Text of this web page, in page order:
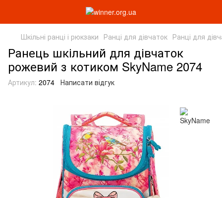
Шкільні ранці і рюкзаки Ранці для дівчаток Ранці для
Ранець шкільний для дівчаток
рожевий з котиком SkyName 2074
Артикул: 2074 Написати відгук